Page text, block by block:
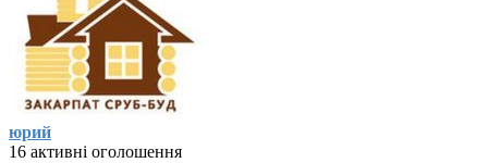
юрий
16 активні оголошення